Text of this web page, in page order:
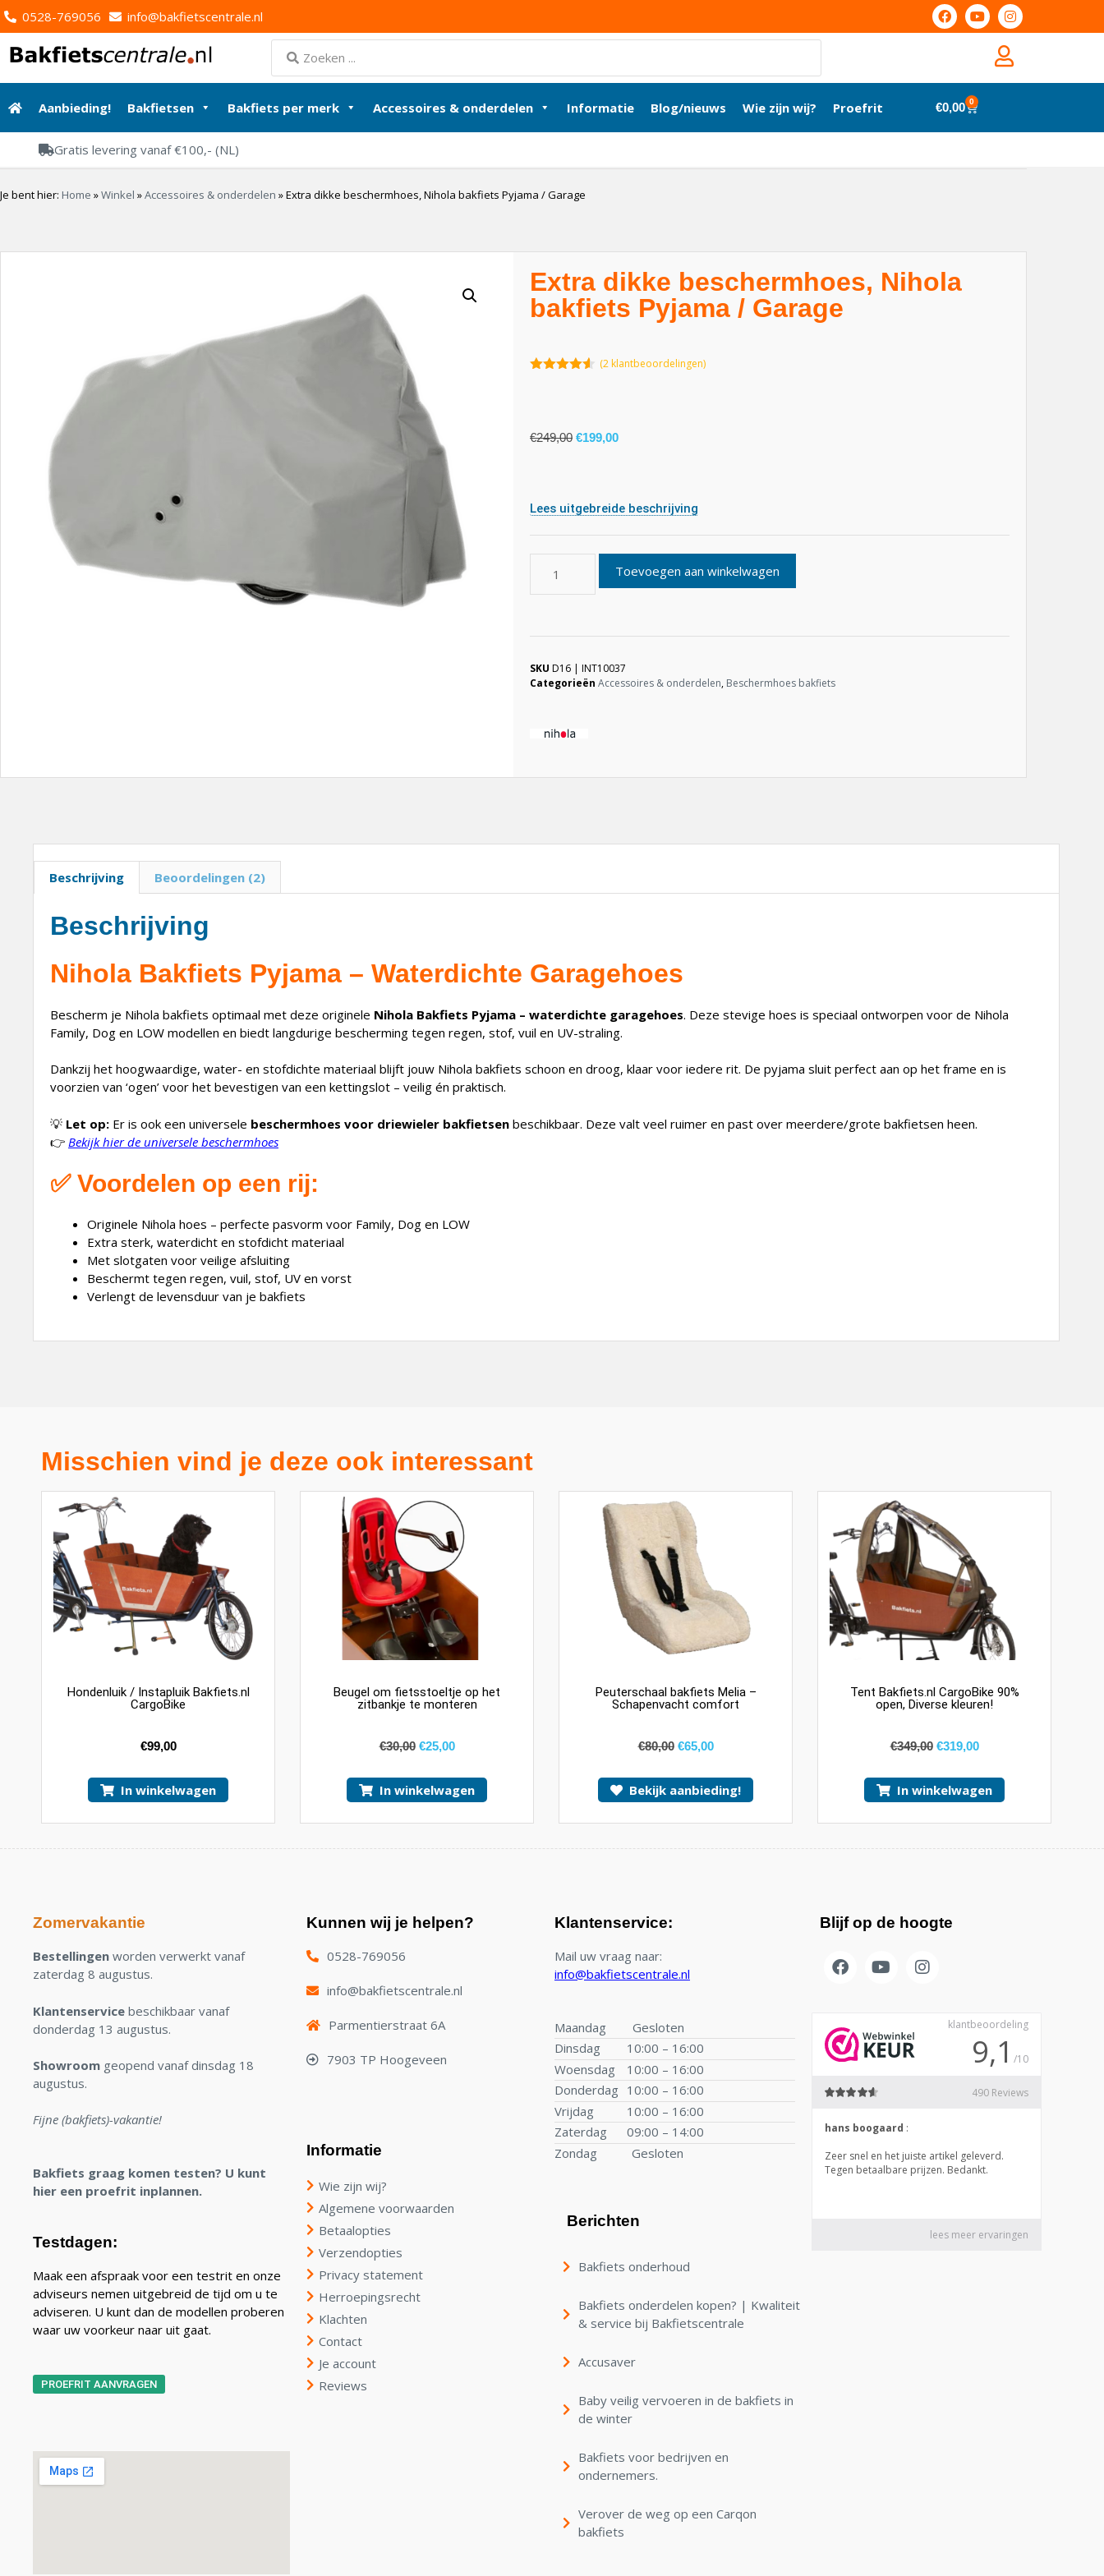
0528-769056 info@bakfietscentrale.nl
Aanbieding! Bakfietsen Bakfiets per merk Accessoires & onderdelen Informatie Blog/nieuws Wie zijn wij? Proefrit €0,00 0
Gratis levering vanaf €100,- (NL)
Je bent hier: Home »Winkel »Accessoires & onderdelen »Extra dikke beschermhoes, Nihola bakfiets Pyjama / Garage
Extra dikke beschermhoes, Nihola
bakfiets Pyjama / Garage
(2klantbeoordelingen)
€249,00 €199,00
Lees uitgebreide beschrijving
Toevoegen aan winkelwagen
SKU D16 | INT10037
Categorieën Accessoires & onderdelen, Beschermhoes bakfiets
Beschrijving Beoordelingen (2)
Beschrijving
Nihola Bakfiets Pyjama – Waterdichte Garagehoes
Bescherm je Nihola bakfiets optimaal met deze originele Nihola Bakfiets Pyjama – waterdichte garagehoes. Deze stevige hoes is speciaal ontworpen voor de Nihola
Family, Dog en LOW modellen en biedt langdurige bescherming tegen regen, stof, vuil en UV-straling.
Dankzij het hoogwaardige, water- en stofdichte materiaal blijft jouw Nihola bakfiets schoon en droog, klaar voor iedere rit. De pyjama sluit perfect aan op het frame en is
voorzien van ‘ogen’ voor het bevestigen van een kettingslot – veilig én praktisch.
💡 Let op: Er is ook een universele beschermhoes voor driewieler bakfietsen beschikbaar. Deze valt veel ruimer en past over meerdere/grote bakfietsen heen.
👉 Bekijk hier de universele beschermhoes
✅ Voordelen op een rij:
Originele Nihola hoes – perfecte pasvorm voor Family, Dog en LOW
Extra sterk, waterdicht en stofdicht materiaal
Met slotgaten voor veilige afsluiting
Beschermt tegen regen, vuil, stof, UV en vorst
Verlengt de levensduur van je bakfiets
Misschien vind je deze ook interessant
Hondenluik / Instapluik Bakfiets.nl
CargoBike
€99,00
In winkelwagen
Beugel om fietsstoeltje op het
zitbankje te monteren
€30,00 €25,00
In winkelwagen
Peuterschaal bakfiets Melia –
Schapenvacht comfort
€80,00 €65,00
Bekijk aanbieding!
Tent Bakfiets.nl CargoBike 90%
open, Diverse kleuren!
€349,00 €319,00
In winkelwagen
Zomervakantie
Bestellingen worden verwerkt vanaf
zaterdag 8 augustus.
Klantenservice beschikbaar vanaf
donderdag 13 augustus.
Showroom geopend vanaf dinsdag 18
augustus.
Fijne (bakfiets)-vakantie!
Bakfiets graag komen testen? U kunt
hier een proefrit inplannen.
Testdagen:
Maak een afspraak voor een testrit en onze
adviseurs nemen uitgebreid de tijd om u te
adviseren. U kunt dan de modellen proberen
waar uw voorkeur naar uit gaat.
PROEFRIT AANVRAGEN
Kunnen wij je helpen?
0528-769056
info@bakfietscentrale.nl
Parmentierstraat 6A
7903 TP Hoogeveen
Informatie
Wie zijn wij?
Algemene voorwaarden
Betaalopties
Verzendopties
Privacy statement
Herroepingsrecht
Klachten
Contact
Je account
Reviews
Klantenservice:
Mail uw vraag naar:
info@bakfietscentrale.nl
Maandag
Gesloten
Dinsdag
10:00 – 16:00
Woensdag
10:00 – 16:00
Donderdag 10:00 – 16:00
Vrijdag
10:00 – 16:00
Zaterdag
09:00 – 14:00
Zondag
Gesloten
Berichten
Bakfiets onderhoud
Bakfiets onderdelen kopen? | Kwaliteit
& service bij Bakfietscentrale
Accusaver
Baby veilig vervoeren in de bakfiets in
de winter
Bakfiets voor bedrijven en
ondernemers.
Verover de weg op een Carqon
bakfiets
Blijf op de hoogte